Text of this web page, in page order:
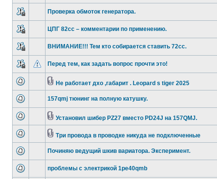
Проверка обмоток генератора.
ЦПГ 82сс – комментарии по применению.
ВНИМАНИЕ!!! Тем кто собирается ставить 72сс.
Перед тем, как задать вопрос прочти это!
Не работает дхо ,габарит . Leopard s tiger 2025
157qmj тюнинг на полную катушку.
Установил шибер PZ27 вместо PD24J на 157QMJ.
Три провода в проводке никуда не подключенные
Починяю ведущий шкив вариатора. Эксперимент.
проблемы с электрикой 1pe40qmb